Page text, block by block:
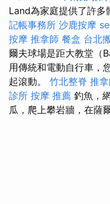
Land為家庭提供了許多
記帳事務所 沙鹿按摩
按摩 推拿師 餐盒 台北
爾夫球場是距大教堂（
用傳統和電動自行車，
起滾動。 竹北整脊 推
診所 按摩 推薦 釣魚，
瓜，爬上攀岩牆，在薩